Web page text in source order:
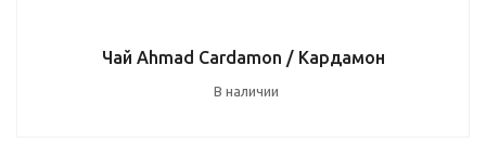
Чай Ahmad Cardamon / Кардамон
В наличии